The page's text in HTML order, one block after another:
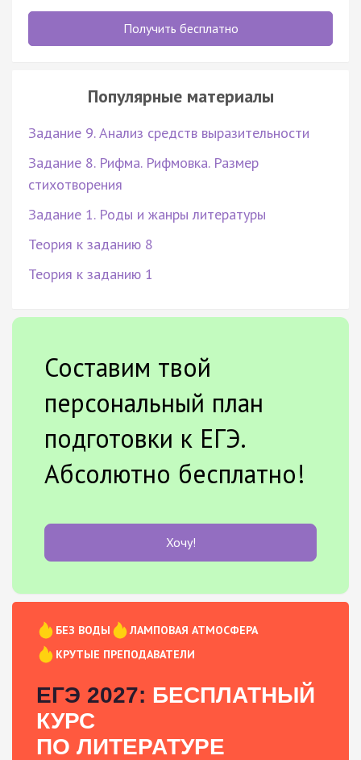
Получить бесплатно
Популярные материалы
Задание 9. Анализ средств выразительности
Задание 8. Рифма. Рифмовка. Размер
стихотворения
Задание 1. Роды и жанры литературы
Теория к заданию 8
Теория к заданию 1
Составим твой
персональный план
подготовки к ЕГЭ.
Абсолютно бесплатно!
Хочу!
БЕЗ ВОДЫ
ЛАМПОВАЯ АТМОСФЕРА
КРУТЫЕ ПРЕПОДАВАТЕЛИ
ЕГЭ 2027: БЕСПЛАТНЫЙ
КУРС
ПО ЛИТЕРАТУРЕ